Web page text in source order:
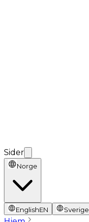
Sider
Norge
EnglishEN Sverige